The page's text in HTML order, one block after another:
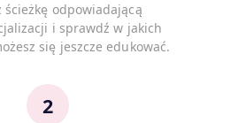
ścieżkę odpowiadającą
i sprawdź w jakich
się jeszcze edukować.
2